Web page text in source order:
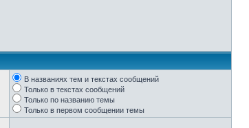
В названиях тем и текстах сообщений
Только в текстах сообщений
Только по названию темы
Только в первом сообщении темы